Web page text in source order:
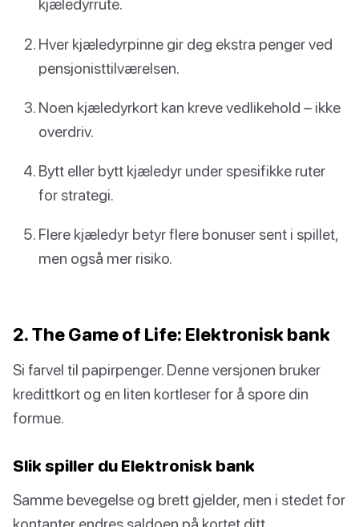
kjæledyrrute.
Hver kjæledyrpinne gir deg ekstra penger ved
pensjonisttilværelsen.
Noen kjæledyrkort kan kreve vedlikehold – ikke
overdriv.
Bytt eller bytt kjæledyr under spesifikke ruter
for strategi.
Flere kjæledyr betyr flere bonuser sent i spillet,
men også mer risiko.
2. The Game of Life: Elektronisk bank
Si farvel til papirpenger. Denne versjonen bruker
kredittkort og en liten kortleser for å spore din
formue.
Slik spiller du Elektronisk bank
Samme bevegelse og brett gjelder, men i stedet for